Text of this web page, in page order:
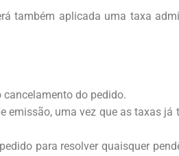
também aplicada uma taxa
do pedido.
emissão, uma vez que as taxas já
para resolver quaisquer